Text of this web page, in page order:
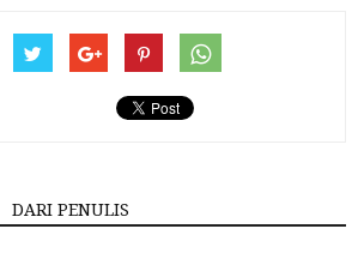
DARI PENULIS